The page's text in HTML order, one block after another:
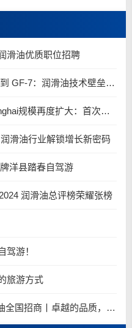
滑油优质职位招聘
2、从 API SP 到 SQ，从 GF-6 到 GF-7：润滑油技术壁垒再升高，你准备好了吗？
3、2025年Automechanika Shanghai规模再度扩大：首次启用国家会展中心（上海）全部15个展馆
滑油行业解锁增长新密码​
洋县踏春自驾游
润滑油总评榜荣耀张榜
驾游！
旅游方式
10、玉柴马石油-龙护工程机械油全国招商丨卓越的品质，专业的品牌！